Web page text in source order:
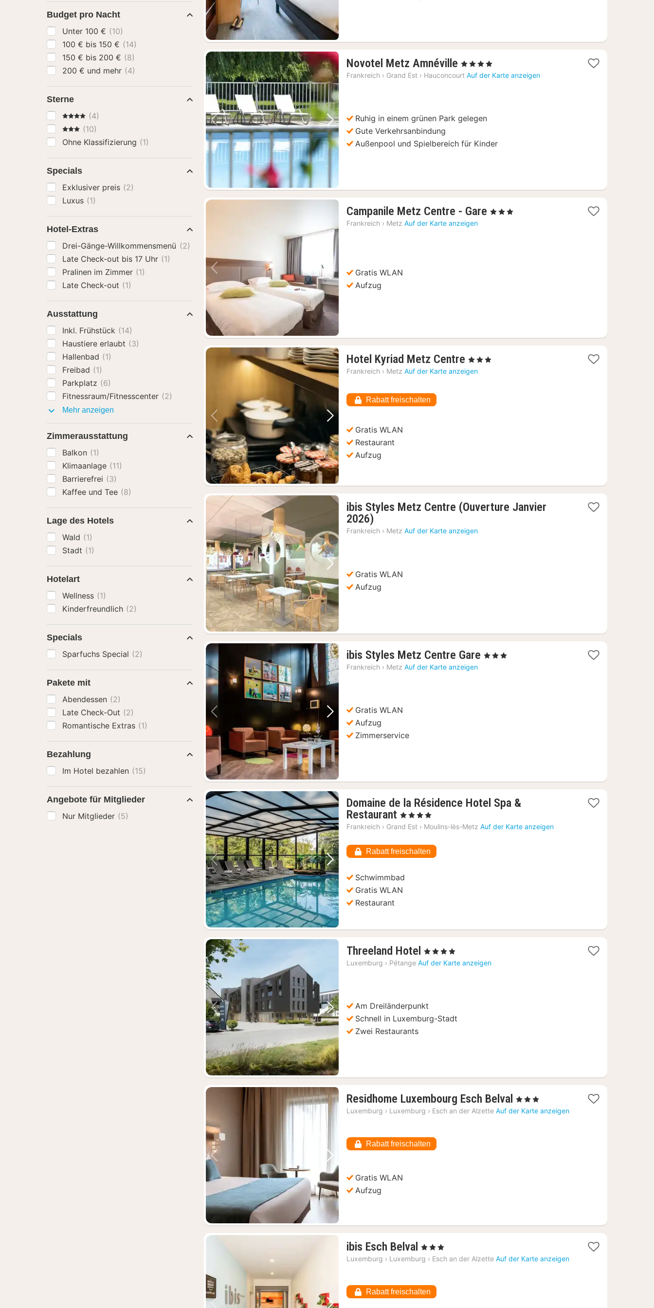
Vorheriges Bild Nächstes Bild
Novotel Metz Amnéville 1
Nacht
, 4 Sterne
Frankreich › Grand Est › Hauconcourt Auf der Karte anzeigen
Ruhig in einem grünen Park gelegen
Gute Verkehrsanbindung
Außenpool und Spielbereich für Kinder
Vorheriges Bild Nächstes Bild
Campanile Metz Centre - Gare 1
, 3 Sterne
Frankreich › Metz Auf der Karte anzeigen
Gratis WLAN
Aufzug
Vorheriges Bild Nächstes Bild
Hotel Kyriad Metz Centre 1
Nacht
, 3 Sterne
Frankreich › Metz Auf der Karte anzeigen
Rabatt freischalten
Gratis WLAN
Restaurant
Aufzug
Vorheriges Bild Nächstes Bild
ibis Styles Metz Centre (Ouverture Janvier
2026)
Nacht
Frankreich › Metz Auf der Karte anzeigen
Gratis WLAN
Aufzug
Vorheriges Bild Nächstes Bild
ibis Styles Metz Centre Gare 1
, 3 Sterne
Frankreich › Metz Auf der Karte anzeigen
Gratis WLAN
Aufzug
Zimmerservice
Vorheriges Bild Nächstes Bild
Domaine de la Résidence Hotel Spa &
Restaurant 1
Nacht
136,80
€
, 4 Sterne
Frankreich › Grand Est › Moulins-lès-Metz Auf der Karte anzeigen
Rabatt freischalten
Schwimmbad
Gratis WLAN
Restaurant
Vorheriges Bild Nächstes Bild
Threeland Hotel 1
Nacht
, 4 Sterne
Luxemburg › Pétange Auf der Karte anzeigen
Am Dreiländerpunkt
Schnell in Luxemburg-Stadt
Zwei Restaurants
Vorheriges Bild Nächstes Bild
Residhome Luxembourg Esch Belval 1
Nacht
, 3 Sterne
Luxemburg › Luxemburg › Esch an der Alzette Auf der Karte anzeigen
Rabatt freischalten
Gratis WLAN
Aufzug
ibis Esch Belval 1
Nacht
€
, 3 Sterne
Luxemburg › Luxemburg › Esch an der Alzette Auf der Karte anzeigen
Rabatt freischalten
Budget pro Nacht
Unter 100 € (10)
100 € bis 150 € (14)
150 € bis 200 € (8)
200 € und mehr (4)
Sterne
4 Sterne(4)
3 Sterne
(10)
Ohne Klassifizierung (1)
Specials
Exklusiver preis (2)
Luxus (1)
Hotel-Extras
Drei-Gänge-Willkommensmenü (2)
Late Check-out bis 17 Uhr (1)
Pralinen im Zimmer (1)
Late Check-out (1)
Ausstattung
Inkl. Frühstück (14)
Haustiere erlaubt (3)
Hallenbad (1)
Freibad (1)
Parkplatz (6)
Fitnessraum/Fitnesscenter (2)
Mehr anzeigen
Zimmerausstattung
Balkon (1)
Klimaanlage (11)
Barrierefrei (3)
Kaffee und Tee (8)
Lage des Hotels
Wald (1)
Stadt (1)
Hotelart
Wellness (1)
Kinderfreundlich (2)
Specials
Sparfuchs Special (2)
Pakete mit
Abendessen (2)
Late Check-Out (2)
Romantische Extras (1)
Bezahlung
Im Hotel bezahlen (15)
Angebote für Mitglieder
Nur Mitglieder (5)